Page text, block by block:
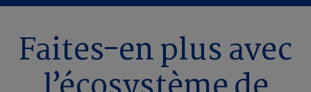
Faites-en plus avec